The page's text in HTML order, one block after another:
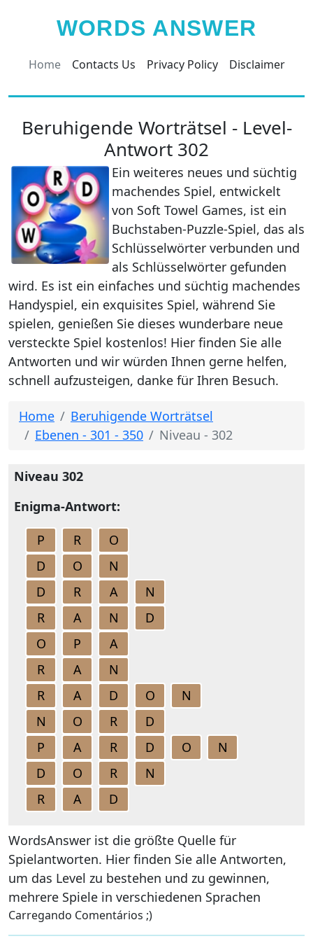
WORDS ANSWER
Home Contacts Us Privacy Policy Disclaimer
Beruhigende Worträtsel - Level-
Antwort 302
Ein weiteres neues und süchtig
machendes Spiel, entwickelt
von Soft Towel Games, ist ein
Buchstaben-Puzzle-Spiel, das als
Schlüsselwörter verbunden und
als Schlüsselwörter gefunden
wird. Es ist ein einfaches und süchtig machendes
Handyspiel, ein exquisites Spiel, während Sie
spielen, genießen Sie dieses wunderbare neue
versteckte Spiel kostenlos! Hier finden Sie alle
Antworten und wir würden Ihnen gerne helfen,
schnell aufzusteigen, danke für Ihren Besuch.
Home
Beruhigende Worträtsel
Ebenen - 301 - 350
Niveau - 302
Niveau 302
Enigma-Antwort:
P
R
O
D
O
N
D
R A
N
R
A N
D
O
P
A
R
A
N
R
A D O
N
N
O R
D
P
A R D O
N
D
O R
N
R
A D
WordsAnswer ist die größte Quelle für
Spielantworten. Hier finden Sie alle Antworten,
um das Level zu bestehen und zu gewinnen,
mehrere Spiele in verschiedenen Sprachen
Carregando Comentários ;)